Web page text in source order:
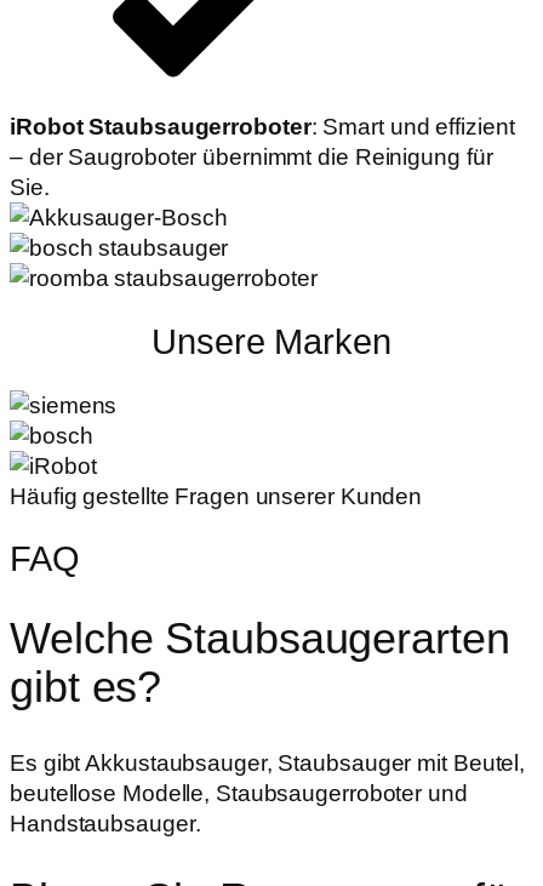
iRobot Staubsaugerroboter: Smart und effizient
– der Saugroboter übernimmt die Reinigung für
Sie.
Unsere Marken
Häufig gestellte Fragen unserer Kunden
FAQ
Welche Staubsaugerarten
gibt es?
Es gibt Akkustaubsauger, Staubsauger mit Beutel,
beutellose Modelle, Staubsaugerroboter und
Handstaubsauger.